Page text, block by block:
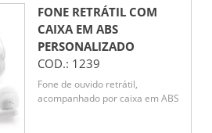
FONE RETRÁTIL COM
CAIXA EM ABS
PERSONALIZADO
COD.: 1239
Fone de ouvido retrátil,
acompanhado por caixa em ABS